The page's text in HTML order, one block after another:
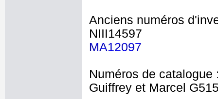
Anciens numéros
NIII14597
MA12097
Numéros de catalogue
Guiffrey et Marcel